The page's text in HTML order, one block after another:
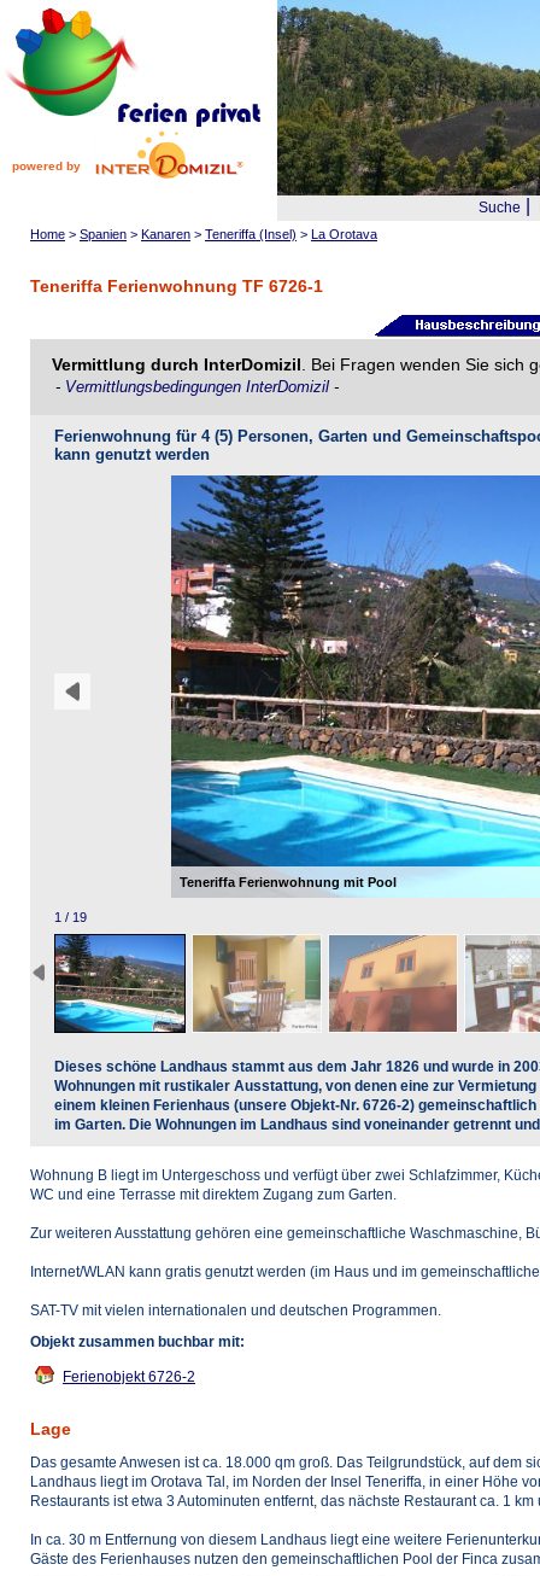
powered by
Suche
Home > Spanien > Kanaren > Teneriffa (Insel) > La Orotava
Teneriffa Ferienwohnung TF 6726-1
Vermittlung durch InterDomizil . Bei Fragen wenden Sie sich
- Vermittlungsbedingungen InterDomizil -
Ferienwohnung für 4 (5) Personen, Garten und
kann genutzt werden
Teneriffa Ferienwohnung mit Pool
1 / 19
Dieses schöne Landhaus stammt aus dem Jahr 1826 und wurde in
Wohnungen mit rustikaler Ausstattung, von denen eine zur
einem kleinen Ferienhaus (unsere Objekt-Nr. 6726-2)
im Garten. Die Wohnungen im Landhaus sind voneinander getrennt
Wohnung B liegt im Untergeschoss und verfügt über zwei Schlafzimmer,
WC und eine Terrasse mit direktem Zugang zum Garten.
Zur weiteren Ausstattung gehören eine gemeinschaftliche Waschmaschine,
Internet/WLAN kann gratis genutzt werden (im Haus und im
SAT-TV mit vielen internationalen und deutschen Programmen.
Objekt zusammen buchbar mit:
Ferienobjekt 6726-2
Lage
Das gesamte Anwesen ist ca. 18.000 qm groß. Das Teilgrundstück, auf dem
Landhaus liegt im Orotava Tal, im Norden der Insel Teneriffa, in einer Höhe
Restaurants ist etwa 3 Autominuten entfernt, das nächste Restaurant ca. 1
In ca. 30 m Entfernung von diesem Landhaus liegt eine weitere
Gäste des Ferienhauses nutzen den gemeinschaftlichen Pool der Finca